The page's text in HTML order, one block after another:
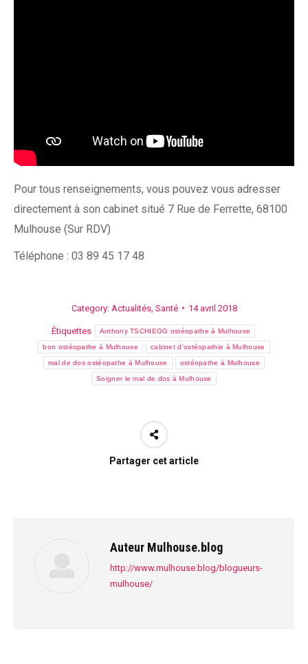
Pour tous renseignements, vous pouvez vous adresser
directement à son cabinet situé 7 Rue de Ferrette, 68100
Mulhouse (Sur RDV)
Téléphone : 03 89 45 17 48
Category: Actualités, Santé 14 avril 2018
Étiquettes Anthony TSCHIEGG ostéopathe à Mulhouse
bon ostéopathe à Mulhouse cabinet d'ostéopathie à Mulhouse
mal de dos ostéopathe à Mulhouse ostéopathe à Mulhouse
Soigner le mal de dos à Mulhouse
Partager cet article
Auteur Mulhouse.blog
http://www.mulhouse.blog/blogueurs-
mulhouse/